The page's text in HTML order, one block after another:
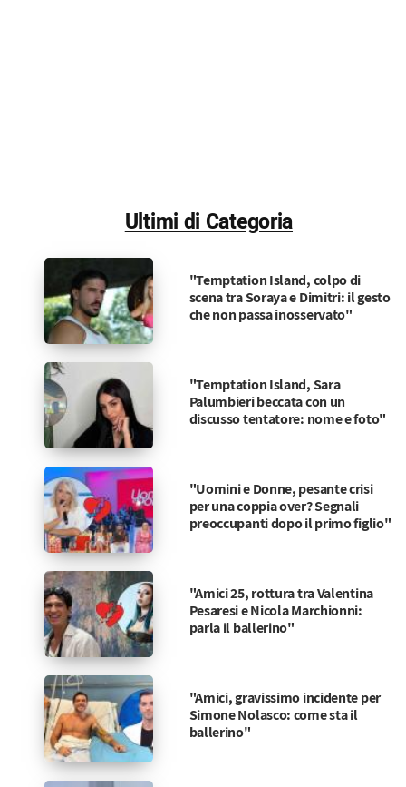
Ultimi di Categoria
"Temptation Island, colpo di
scena tra Soraya e Dimitri: il gesto
che non passa inosservato"
"Temptation Island, Sara
Palumbieri beccata con un
discusso tentatore: nome e foto"
"Uomini e Donne, pesante crisi
per una coppia over? Segnali
preoccupanti dopo il primo figlio"
"Amici 25, rottura tra Valentina
Pesaresi e Nicola Marchionni:
parla il ballerino"
"Amici, gravissimo incidente per
Simone Nolasco: come sta il
ballerino"